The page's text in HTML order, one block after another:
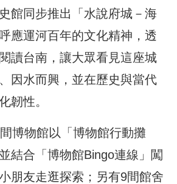
館同步推出「水說府城－海
應運河百年的文化精神，透
讀台南，讓大眾看見這座城
因水而興，並在歷史與當代
韌性。
博物館以「博物館行動攤
結合「博物館Bingo連線」闖
朋友走逛探索；另有9間館舍